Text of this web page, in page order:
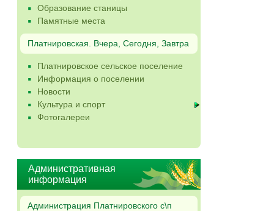
Образование станицы
Памятные места
Платнировская. Вчера, Сегодня, Завтра
Платнировское сельское поселение
Информация о поселении
Новости
Культура и спорт
Фотогалереи
Административная
информация
Администрация Платнировского с\п